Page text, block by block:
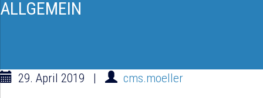
ALLGEMEIN
29. April 2019 | cms.moeller